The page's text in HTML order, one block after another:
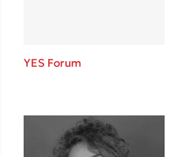
Sebastian Fitzek
Κατρίνα Τσάνταλη
Lucinda Riley
YES Forum